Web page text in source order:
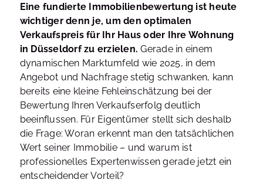
Eine fundierte Immobilienbewertung ist heute
wichtiger denn je, um den optimalen
Verkaufspreis für Ihr Haus oder Ihre Wohnung
in Düsseldorf zu erzielen. Gerade in einem
dynamischen Marktumfeld wie 2025, in dem
Angebot und Nachfrage stetig schwanken, kann
bereits eine kleine Fehleinschätzung bei der
Bewertung Ihren Verkaufserfolg deutlich
beeinflussen. Für Eigentümer stellt sich deshalb
die Frage: Woran erkennt man den tatsächlichen
Wert seiner Immobilie – und warum ist
professionelles Expertenwissen gerade jetzt ein
entscheidender Vorteil?